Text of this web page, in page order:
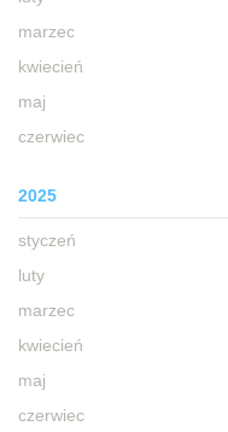
marzec
kwiecień
maj
czerwiec
2025
styczeń
luty
marzec
kwiecień
maj
czerwiec